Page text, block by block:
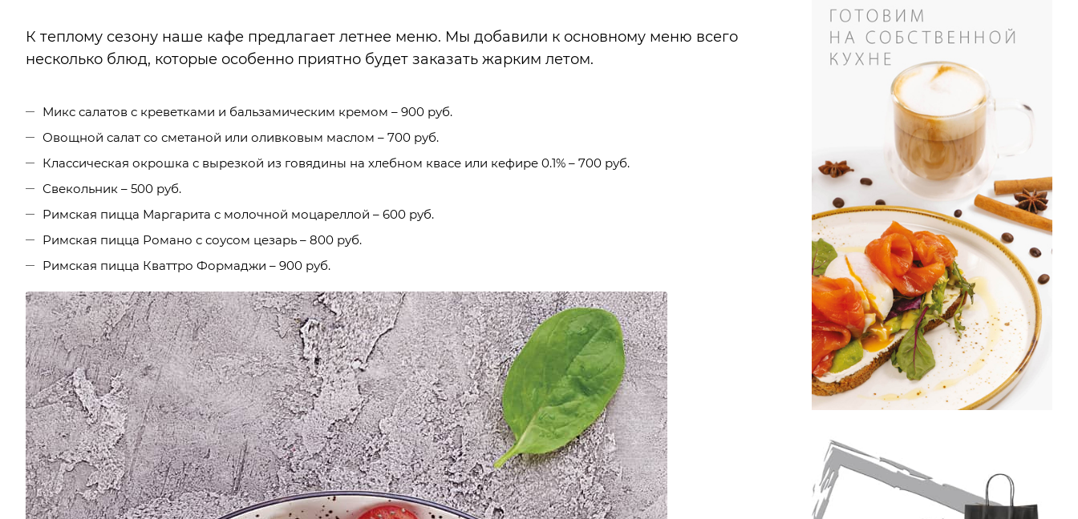
К теплому сезону наше кафе предлагает летнее меню. Мы добавили к основному меню всего
несколько блюд, которые особенно приятно будет заказать жарким летом.
Микс салатов с креветками и бальзамическим кремом – 900 руб.
Овощной салат со сметаной или оливковым маслом – 700 руб.
Классическая окрошка с вырезкой из говядины на хлебном квасе или кефире 0.1% – 700 руб.
Свекольник – 500 руб.
Римская пицца Маргарита с молочной моцареллой – 600 руб.
Римская пицца Романо с соусом цезарь – 800 руб.
Римская пицца Кваттро Формаджи – 900 руб.